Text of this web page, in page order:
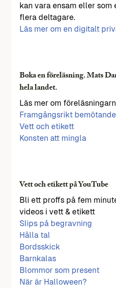
kan vara ensam eller som
flera deltagare.
Läs mer om en digitalt
Boka en föreläsning. Mats
hela landet.
Läs mer om
Framgångsrikt bemötande
Vett och etikett
Konsten att mingla
Vett och etikett på YouTube
Bli ett proffs på fem
videos i vett & etikett
Slips på begravning
Hålla tal
Bordsskick
Barnkalas
Blommor som present
När är Halloween?